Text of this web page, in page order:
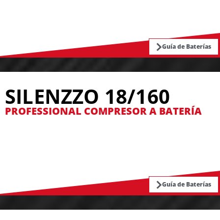
Guía de Baterías
SILENZZO 18/160
PROFESSIONAL COMPRESOR A BATERÍA
Guía de Baterías